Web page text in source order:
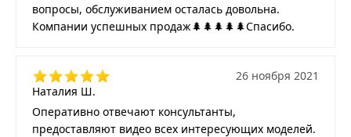
вопросы, обслуживанием осталась довольна.
Компании успешных продаж🌲🌲🌲🌲🌲Спасибо.
Наталия Ш.
26 ноября 2021
Оперативно отвечают консультанты,
предоставляют видео всех интересующих моделей.